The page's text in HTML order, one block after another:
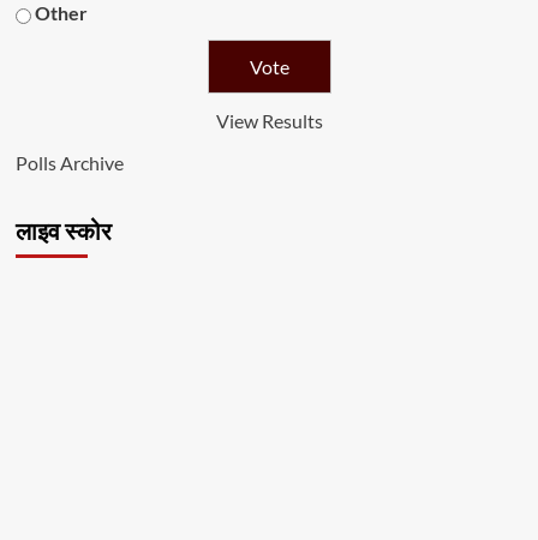
Other
View Results
Polls Archive
लाइव स्कोर